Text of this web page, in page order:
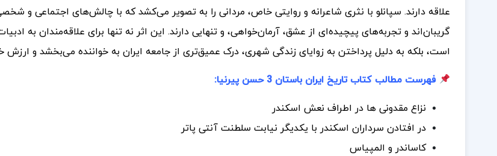
علاقه دارند. سپانلو با نثری شاعرانه و روایتی خاص، مردانی را به تصویر می‌کشد که با چالش‌های اجتماعی و
گریبان‌اند و تجربه‌های پیچیده‌ای از عشق، آرمان‌خواهی، و تنهایی دارند. این اثر نه تنها برای علاقه‌مندان به
است، بلکه به دلیل پرداختن به زوایای زندگی شهری، درک عمیق‌تری از جامعه ایران به خواننده می‌بخشد و ارزش
فهرست مطالب کتاب تاریخ ایران باستان 3 حسن پیرنیا:
نزاع مقدونی ها در اطراف نعش اسکندر
در افتادن سرداران اسکندر با یکدیگر نیابت سلطنت آنتی پاتر
کاساندر و المپیاس